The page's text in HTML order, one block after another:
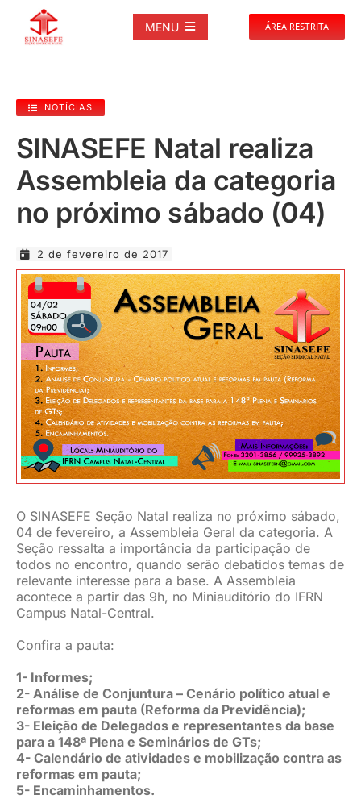
MENU
NOTÍCIAS
PUBLICAÇÕES
DOCUMENTOS
GALERIAS
EVENTOS
JURÍDICO
CLUBE
ÁREA RESTRITA
NOTÍCIAS
SINASEFE Natal realiza
Assembleia da categoria
no próximo sábado (04)
2 de fevereiro de 2017
O SINASEFE Seção Natal realiza no próximo sábado,
04 de fevereiro, a Assembleia Geral da categoria. A
Seção ressalta a importância da participação de
todos no encontro, quando serão debatidos temas de
relevante interesse para a base. A Assembleia
acontece a partir das 9h, no Miniauditório do IFRN
Campus Natal-Central.
Confira a pauta:
1- Informes;
2- Análise de Conjuntura – Cenário político atual e
reformas em pauta (Reforma da Previdência);
3- Eleição de Delegados e representantes da base
para a 148ª Plena e Seminários de GTs;
4- Calendário de atividades e mobilização contra as
reformas em pauta;
5- Encaminhamentos.